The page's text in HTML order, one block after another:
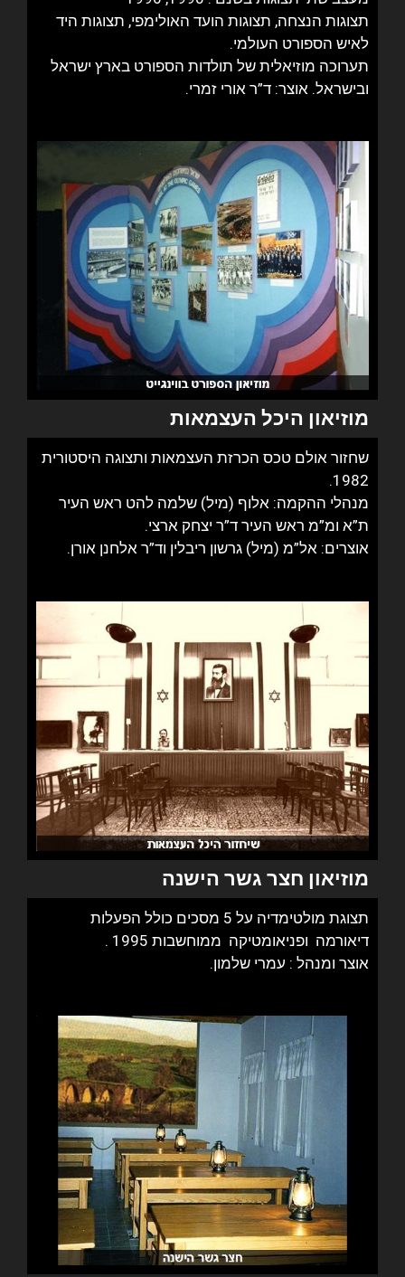
תצוגות הנצחה, תצוגות הועד האולימפי, תצוגות היד
לאיש הספורט העולמי.
תערוכה מוזיאלית של תולדות הספורט בארץ ישראל
ובישראל. אוצר: ד”ר אורי זמרי.
מוזיאון היכל העצמאות
שחזור אולם טכס הכרזת העצמאות ותצוגה היסטורית
1982.
מנהלי ההקמה: אלוף (מיל) שלמה להט ראש העיר
ת”א ומ”מ ראש העיר ד”ר יצחק ארצי.
אוצרים: אל”מ (מיל) גרשון ריבלין וד”ר אלחנן אורן.
מוזיאון חצר גשר הישנה
תצוגת מולטימדיה על 5 מסכים כולל הפעלות
דיאורמה ופניאומטיקה ממוחשבות 1995 .
אוצר ומנהל : עמרי שלמון.